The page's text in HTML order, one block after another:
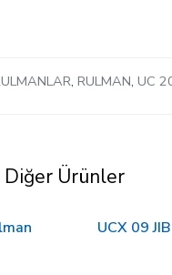
, RULMAN, UC
Diğer Ürünler
UCX 09